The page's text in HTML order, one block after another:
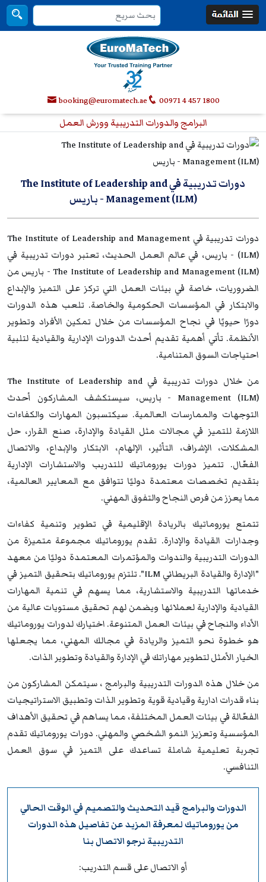
00971 4 457 1800
booking@euromatech.ae
البرامج والدورات التدريبية وورش العمل
دورات تدريبية في The Institute of Leadership and
Management (ILM)- باريس
دورات تدريبية في The Institute of Leadership and Management
(ILM) - باريس، في عالم العمل الحديث، تعتبر دورات تدريبية في
The Institute of Leadership and Management (ILM) - باريس من
الضروريات، خاصة في بيئات العمل التي تركز على التميز والإبداع
والابتكار في المؤسسات الحكومية والخاصة. تلعب هذه الدورات
دورًا حيويًا في نجاح المؤسسات من خلال تمكين الأفراد وتطوير
الأنظمة. تأتي أهمية تقديم أحدث الدورات الإدارية والقيادية لتلبية
احتياجات السوق المتنامية.
من خلال دورات تدريبية في The Institute of Leadership and
Management (ILM) - باريس، سيستكشف المشاركون أحدث
التوجهات والممارسات العالمية. سيكتسبون المهارات والكفاءات
اللازمة للتميز في مجالات مثل القيادة والإدارة، صنع القرار، حل
المشكلات، الإشراف، التأثير، الإلهام، الابتكار والإبداع، والاتصال
الفعّال. تتميز دورات يوروماتيك للتدريب والاستشارات الإدارية
بتقديم تخصصات معتمدة دوليًا تتوافق مع المعايير العالمية،
مما يعزز من فرص النجاح والتفوق المهني.
تتمتع يوروماتيك بالريادة الإقليمية في تطوير وتنمية كفاءات
وجدارات القيادة والإدارة. تقدم يوروماتيك مجموعة متميزة من
الدورات التدريبية والندوات والمؤتمرات المعتمدة دوليًا من معهد
"الإدارة والقيادة البريطاني ILM". تلتزم يوروماتيك بتحقيق التميز في
خدماتها التدريبية والاستشارية، مما يسهم في تنمية المهارات
القيادية والإدارية لعملائها ويضمن لهم تحقيق مستويات عالية من
الأداء والنجاح في بيئات العمل المتنوعة. اختيارك لدورات يوروماتيك
هو خطوة نحو التميز والريادة في مجالك المهني، مما يجعلها
الخيار الأمثل لتطوير مهاراتك في الإدارة والقيادة وتطوير الذات.
من خلال هذه الدورات التدريبية والبرامج ، سيتمكن المشاركون من
بناء قدرات ادارية وقيادية قوية وتطوير الذات وتطبيق الاستراتيجيات
الفعّالة في بيئات العمل المختلفة، مما يساهم في تحقيق الأهداف
المؤسسية وتعزيز النمو الشخصي والمهني. دورات يوروماتيك تقدم
تجربة تعليمية شاملة تساعدك على التميز في سوق العمل
التنافسي.
الدورات والبرامج قيد التحديث والتصميم في الوقت الحالي
منيوروماتيكلمعرفة المزيد عن تفاصيل هذه الدورات
التدريبية نرجوالاتصال بنا
أو الاتصال على قسم التدريب: